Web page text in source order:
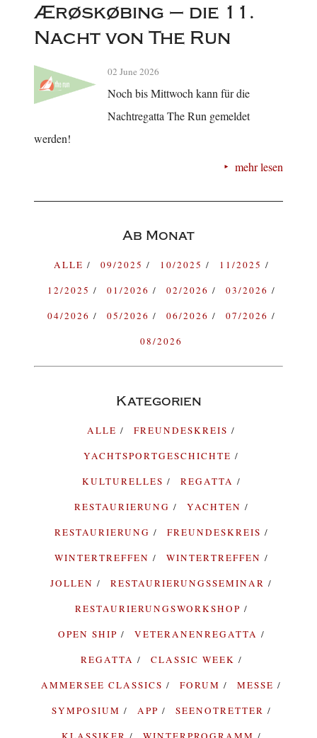
Ærøskøbing – die 11.
Nacht von The Run
02 June 2026
Noch bis Mittwoch kann für die
Nachtregatta The Run gemeldet
werden!
mehr lesen
Ab Monat
ALLE 09/2025 10/2025
11/2025
12/2025
01/2026 02/2026
03/2026
04/2026
05/2026 06/2026
07/2026
08/2026
Kategorien
ALLE
FREUNDESKREIS
YACHTSPORTGESCHICHTE
KULTURELLES
REGATTA
RESTAURIERUNG
YACHTEN
RESTAURIERUNG
FREUNDESKREIS
WINTERTREFFEN
WINTERTREFFEN
JOLLEN
RESTAURIERUNGSSEMINAR
RESTAURIERUNGSWORKSHOP
OPEN SHIP
VETERANENREGATTA
REGATTA
CLASSIC WEEK
AMMERSEE CLASSICS
FORUM
MESSE
SYMPOSIUM
APP
SEENOTRETTER